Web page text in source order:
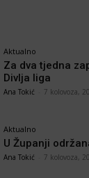
Aktualno
Za dva tjedna
Divlja liga
Ana Tokić 7 kolovoza,
Aktualno
U Županji
Ana Tokić 7 kolovoza,